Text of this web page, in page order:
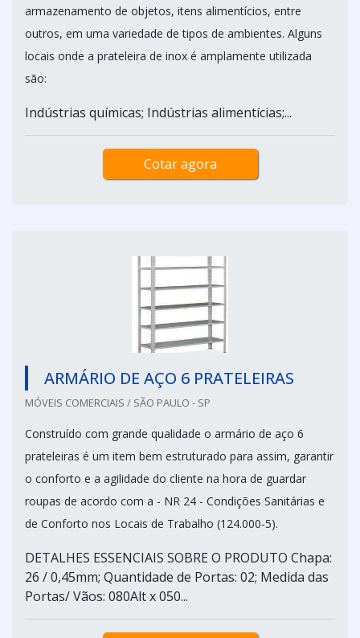
armazenamento de objetos, itens alimentícios, entre
outros, em uma variedade de tipos de ambientes. Alguns
locais onde a prateleira de inox é amplamente utilizada
são:
Indústrias químicas; Indústrias alimentícias;...
Cotar agora
ARMÁRIO DE AÇO 6 PRATELEIRAS
MÓVEIS COMERCIAIS / SÃO PAULO - SP
Construído com grande qualidade o armário de aço 6
prateleiras é um item bem estruturado para assim, garantir
o conforto e a agilidade do cliente na hora de guardar
roupas de acordo com a - NR 24 - Condições Sanitárias e
de Conforto nos Locais de Trabalho (124.000-5).
DETALHES ESSENCIAIS SOBRE O PRODUTO Chapa:
26 / 0,45mm; Quantidade de Portas: 02; Medida das
Portas/ Vãos: 080Alt x 050...